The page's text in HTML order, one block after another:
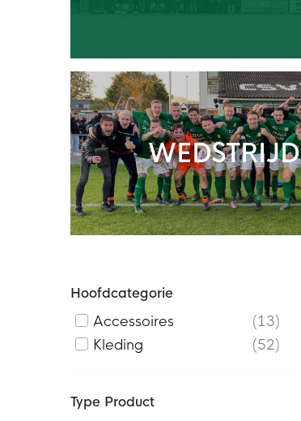
WEDSTRIJD
Hoofdcategorie
Accessoires
13
Kleding
52
Type Product